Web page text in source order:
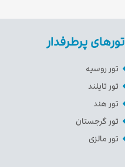
تورهای پرطرفدار
تور روسیه
تور تایلند
تور هند
تور گرجستان
تور مالزی